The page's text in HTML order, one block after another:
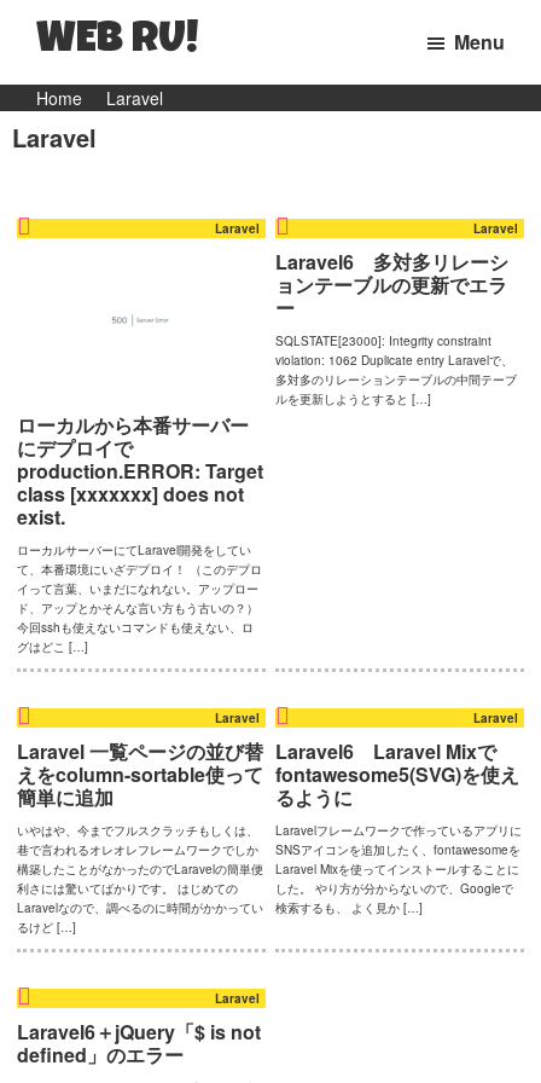
Skip
to
Skip
to
WEB RU!
マ
マ
WEB
ン
常
と
ウ
ブ
制
作
の
い
ろ
い
ろ。
毎
日
ウ
ェ
ブ
っ
て
Menu
Home Laravel
Laravel
Laravel
ローカルから本番サーバー
にデプロイで
production.ERROR: Target
class [xxxxxxx] does not
exist.
ローカルサーバーにてLaravel開発をしてい
て、本番環境にいざデプロイ！ （このデプロ
イって言葉、いまだになれない。アップロー
ド、アップとかそんな言い方もう古いの？）
今回sshも使えないコマンドも使えない、ロ
グはどこ […]
Laravel
Laravel6 多対多リレーシ
ョンテーブルの更新でエラ
ー
SQLSTATE[23000]: Integrity constraint
violation: 1062 Duplicate entry Laravelで、
多対多のリレーションテーブルの中間テーブ
ルを更新しようとすると […]
Laravel
Laravel 一覧ページの並び替
えをcolumn-sortable使って
簡単に追加
いやはや、今までフルスクラッチもしくは、
巷で言われるオレオレフレームワークでしか
構築したことがなかったのでLaravelの簡単便
利さには驚いてばかりです。 はじめての
Laravelなので、調べるのに時間がかかってい
るけど […]
Laravel
Laravel6 Laravel Mixで
fontawesome5(SVG)を使え
るように
Laravelフレームワークで作っているアプリに
SNSアイコンを追加したく、fontawesomeを
Laravel Mixを使ってインストールすることに
した。 やり方が分からないので、Googleで
検索するも、 よく見か […]
Laravel
Laravel6＋jQuery「$ is not
defined」のエラー